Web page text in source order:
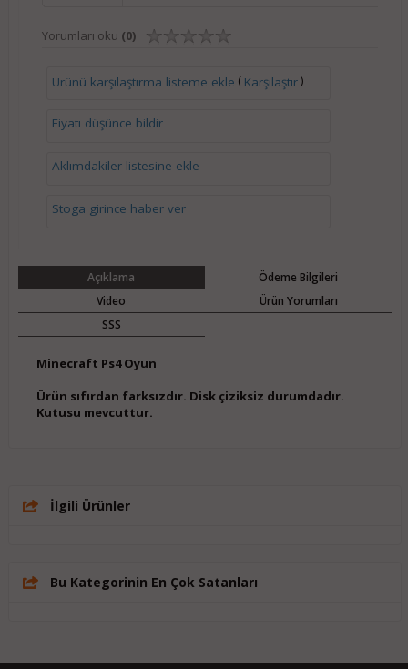
Yorumları oku (0)
Ürünü karşılaştırma listeme ekle ( Karşılaştır)
Fiyatı düşünce bildir
Aklımdakiler listesine ekle
Stoga girince haber ver
Açıklama
Ödeme Bilgileri
Video
Ürün Yorumları
SSS
Minecraft Ps4 Oyun
Ürün sıfırdan farksızdır. Disk çiziksiz durumdadır.
Kutusu mevcuttur.
İlgili Ürünler
Bu Kategorinin En Çok Satanları